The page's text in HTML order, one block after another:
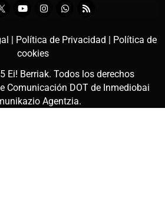
| Política de Privacidad | Política de
cookies
Ei! Berriak. Todos los derechos
Comunicación DOT de Inmediobai
Agentzia.